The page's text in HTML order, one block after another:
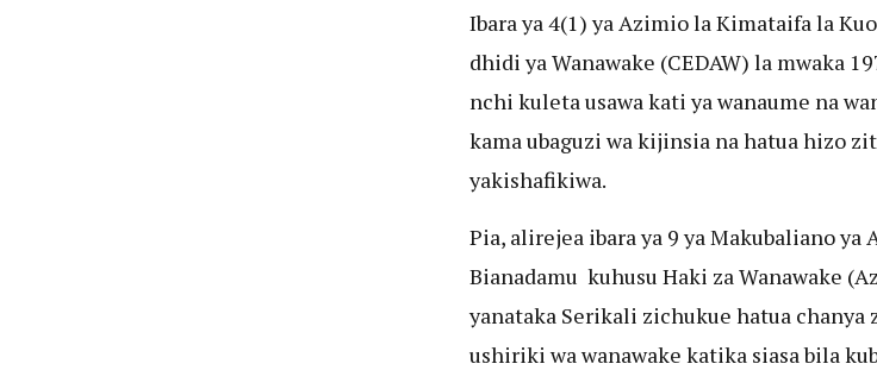
Ibara ya 4(1) ya Azimio la Kimataifa la
dhidi ya Wanawake (CEDAW) la mwaka
nchi kuleta usawa kati ya wanaume na
kama ubaguzi wa kijinsia na hatua hizo
yakishafikiwa.
Pia, alirejea ibara ya 9 ya Makubaliano ya
Bianadamu kuhusu Haki za Wanawake
yanataka Serikali zichukue hatua chanya
ushiriki wa wanawake katika siasa bila